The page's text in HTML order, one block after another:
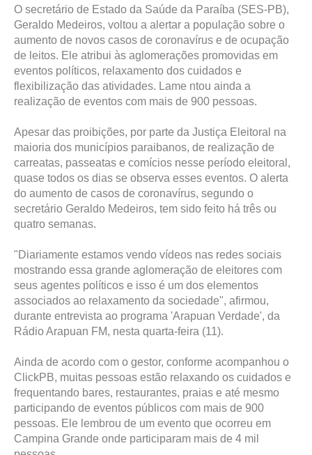
O secretário de Estado da Saúde da Paraíba (SES-PB),
Geraldo Medeiros, voltou a alertar a população sobre o
aumento de novos casos de coronavírus e de ocupação
de leitos. Ele atribui às aglomerações promovidas em
eventos políticos, relaxamento dos cuidados e
flexibilização das atividades. Lame ntou ainda a
realização de eventos com mais de 900 pessoas.
Apesar das proibições, por parte da Justiça Eleitoral na
maioria dos municípios paraibanos, de realização de
carreatas, passeatas e comícios nesse período eleitoral,
quase todos os dias se observa esses eventos. O alerta
do aumento de casos de coronavírus, segundo o
secretário Geraldo Medeiros, tem sido feito há três ou
quatro semanas.
"Diariamente estamos vendo vídeos nas redes sociais
mostrando essa grande aglomeração de eleitores com
seus agentes políticos e isso é um dos elementos
associados ao relaxamento da sociedade", afirmou,
durante entrevista ao programa 'Arapuan Verdade', da
Rádio Arapuan FM, nesta quarta-feira (11).
Ainda de acordo com o gestor, conforme acompanhou o
ClickPB, muitas pessoas estão relaxando os cuidados e
frequentando bares, restaurantes, praias e até mesmo
participando de eventos públicos com mais de 900
pessoas. Ele lembrou de um evento que ocorreu em
Campina Grande onde participaram mais de 4 mil